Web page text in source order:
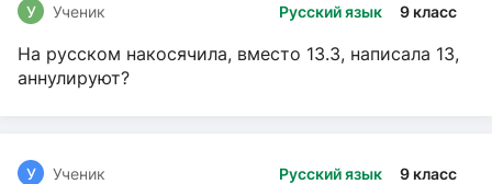
Русский язык 9 класс
У Ученик
На русском накосячила, вместо 13.3, написала 13,
аннулируют?
Русский язык 9 класс
У Ученик